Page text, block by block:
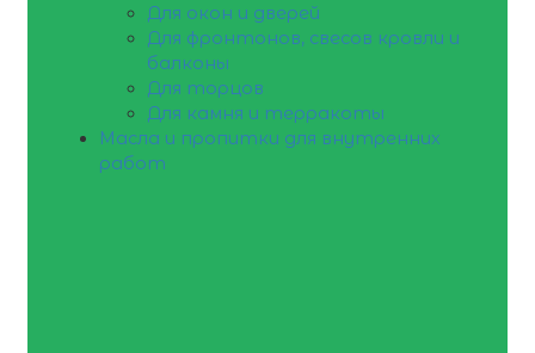
Для окон и дверей
Для фронтонов, свесов кровли и
балконы
Для торцов
Для камня и терракоты
Масла и пропитки для внутренних
работ